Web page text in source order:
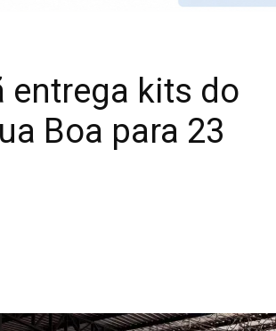
entrega kits do
Boa para 23